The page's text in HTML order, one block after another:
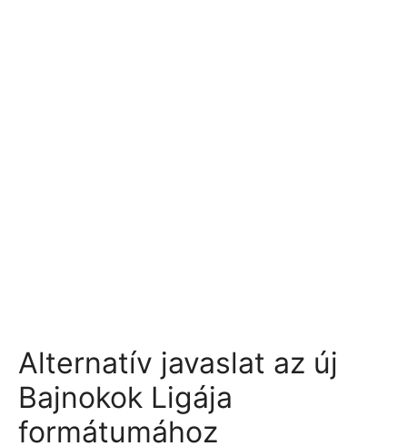
Alternatív javaslat az új
Bajnokok Ligája
formátumához